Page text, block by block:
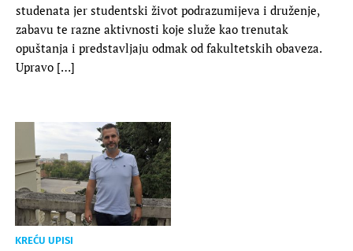
studenata jer studentski život podrazumijeva i druženje,
zabavu te razne aktivnosti koje služe kao trenutak
opuštanja i predstavljaju odmak od fakultetskih obaveza.
Upravo […]
KREĆU UPISI